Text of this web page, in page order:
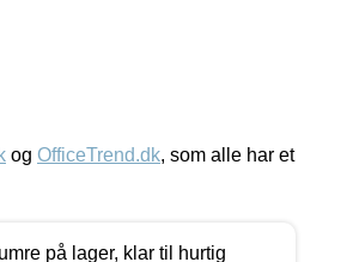
og OfficeTrend.dk, som alle har et
på lager, klar til hurtig